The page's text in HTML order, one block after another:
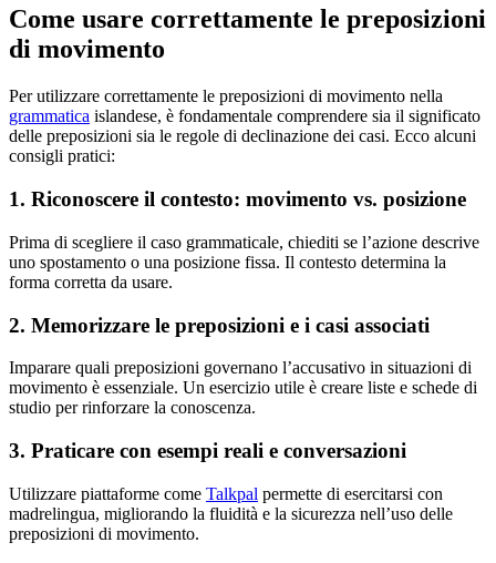
Come usare correttamente le preposizioni
di movimento
Per utilizzare correttamente le preposizioni di movimento nella
grammatica islandese, è fondamentale comprendere sia il significato
delle preposizioni sia le regole di declinazione dei casi. Ecco alcuni
consigli pratici:
1. Riconoscere il contesto: movimento vs. posizione
Prima di scegliere il caso grammaticale, chiediti se l’azione descrive
uno spostamento o una posizione fissa. Il contesto determina la
forma corretta da usare.
2. Memorizzare le preposizioni e i casi associati
Imparare quali preposizioni governano l’accusativo in situazioni di
movimento è essenziale. Un esercizio utile è creare liste e schede di
studio per rinforzare la conoscenza.
3. Praticare con esempi reali e conversazioni
Utilizzare piattaforme come Talkpal permette di esercitarsi con
madrelingua, migliorando la fluidità e la sicurezza nell’uso delle
preposizioni di movimento.